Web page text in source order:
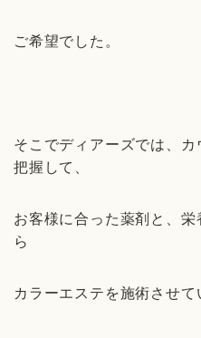
ご希望でした。
そこでディアーズでは、
把握して、
お客様に合った薬剤と、
ら
カラーエステを施術させて